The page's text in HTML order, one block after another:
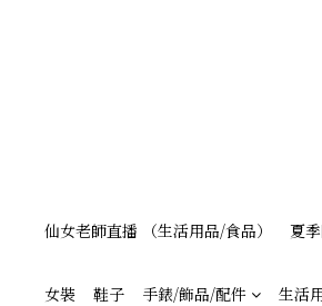
仙女老師直播 （生活用品/食品） 夏
女裝 鞋子 手錶/飾品/配件 生活